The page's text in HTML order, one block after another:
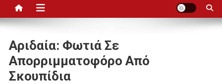
Αριδαία: Φωτιά Σε
Απορριμματοφόρο Από
Σκουπίδια